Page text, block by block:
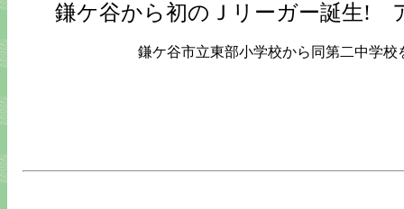
鎌ケ谷から初のＪリーガー誕生!
鎌ケ谷市立東部小学校から同第二中学校を経て